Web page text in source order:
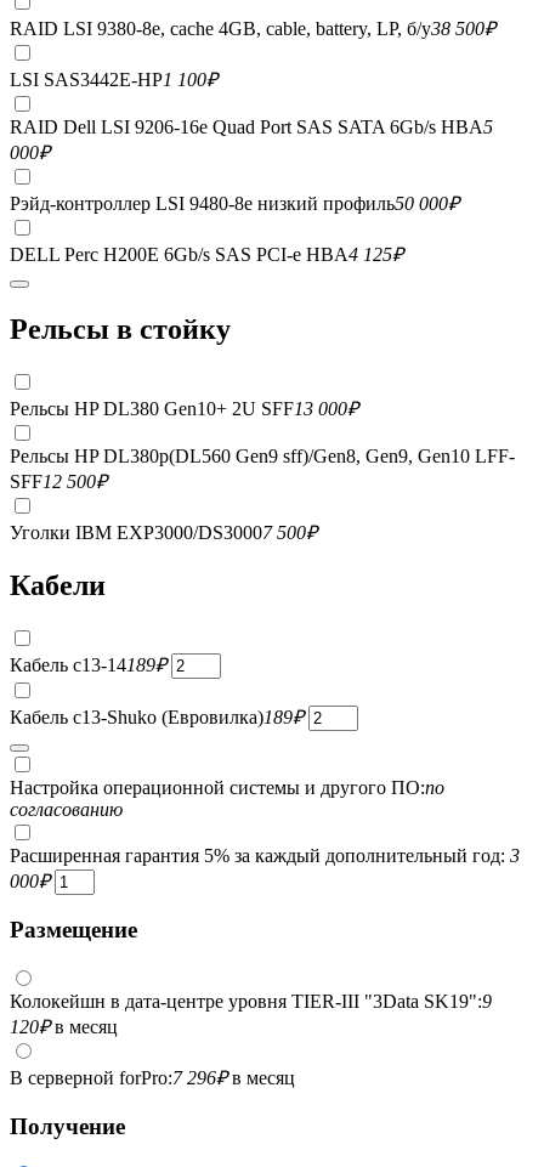
RAID LSI 9380-8e, сache 4GB, cable, battery, LP, б/у38 500₽
LSI SAS3442E-HP1 100₽
RAID Dell LSI 9206-16e Quad Port SAS SATA 6Gb/s HBA5
000₽
Рэйд-контроллер LSI 9480-8e низкий профиль50 000₽
DELL Perc H200E 6Gb/s SAS PCI-e HBA4 125₽
Рельсы в стойку
Рельсы HP DL380 Gen10+ 2U SFF13 000₽
Рельсы HP DL380p(DL560 Gen9 sff)/Gen8, Gen9, Gen10 LFF-
SFF12 500₽
Уголки IBM EXP3000/DS30007 500₽
Кабели
Кабель c13-14189₽
Кабель c13-Shuko (Евровилка)189₽
Настройка операционной системы и другого ПО:по
согласованию
Расширенная гарантия 5% за каждый дополнительный год: 3
000₽
Размещение
Колокейшн в дата-центре уровня TIER-III "3Data SK19":9
120₽в месяц
В серверной forPro:7 296₽в месяц
Получение